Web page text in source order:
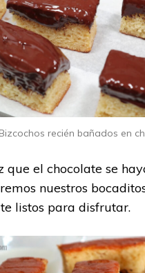
Bizcochos recién bañados en
que el chocolate se
nuestros
listos para disfrutar.